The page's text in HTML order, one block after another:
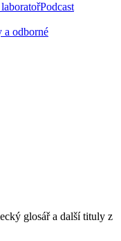
Podcast
a odborné
glosář a další tituly z